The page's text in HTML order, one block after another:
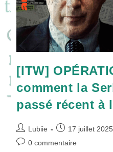
[ITW]
comment la
passé récent à
Auteur/autrice
de
Lubiie
Publication
publiée :
17 juillet 2025
Commentaires
0 commentaire